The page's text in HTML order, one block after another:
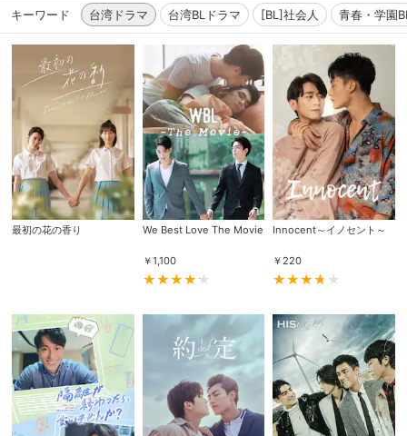
キーワード 台湾ドラマ 台湾BLドラマ [BL]社会人 青春・学園
最初の花の香り We Best Love The Movie
￥1,100
Innocent～イノセント～
￥ 220